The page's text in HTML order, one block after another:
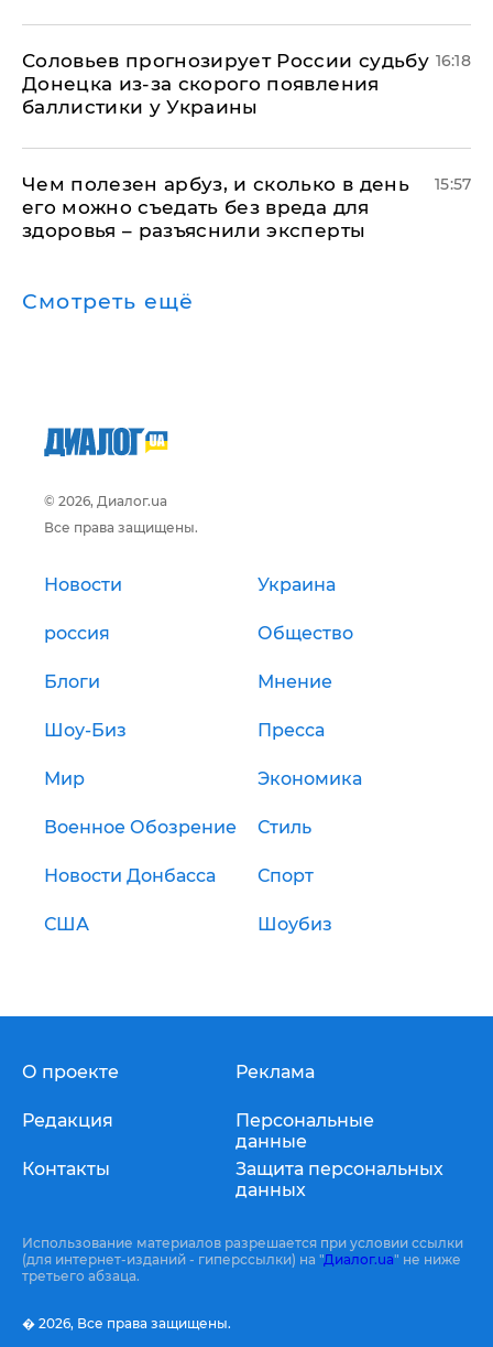
Соловьев прогнозирует России судьбу
Донецка из-за скорого появления
баллистики у Украины
16:18
Чем полезен арбуз, и сколько в день
его можно съедать без вреда для
здоровья – разъяснили эксперты
15:57
Смотреть ещё
© 2026, Диалог.ua
Все права защищены.
Новости Украина
россия Общество
Блоги Мнение
Шоу-Биз Пресса
Мир Экономика
Военное Обозрение Стиль
Новости Донбасса Спорт
США Шоубиз
О проекте
Редакция
Контакты
Реклама
Персональные
данные
Защита персональных
данных
Использование материалов разрешается при условии ссылки
(для интернет-изданий - гиперссылки) на "Диалог.ua" не ниже
третьего абзаца.
� 2026, Все права защищены.